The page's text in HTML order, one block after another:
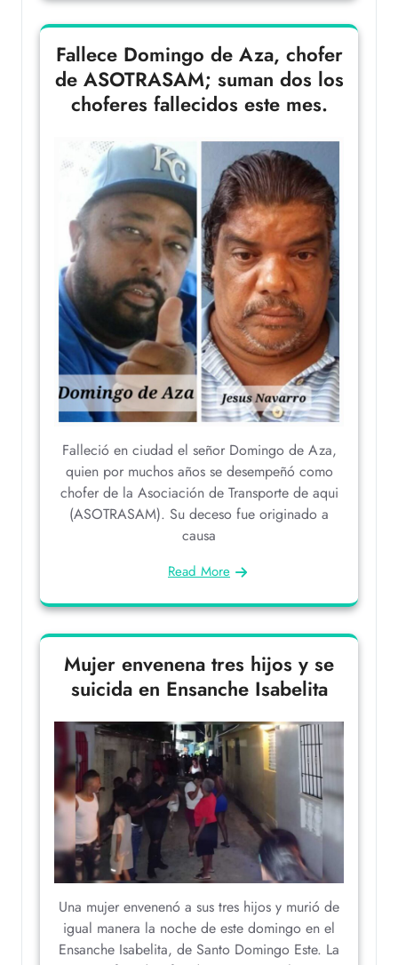
Fallece Domingo de Aza, chofer
de ASOTRASAM; suman dos los
choferes fallecidos este mes.
Falleció en ciudad el señor Domingo de Aza,
quien por muchos años se desempeñó como
chofer de la Asociación de Transporte de aqui
(ASOTRASAM). Su deceso fue originado a
causa
Read More
Mujer envenena tres hijos y se
suicida en Ensanche Isabelita
Una mujer envenenó a sus tres hijos y murió de
igual manera la noche de este domingo en el
Ensanche Isabelita, de Santo Domingo Este. La